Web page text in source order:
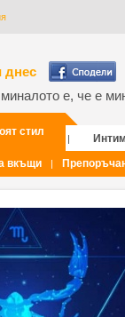
днес
е, че е
стил
|
вкъщи |